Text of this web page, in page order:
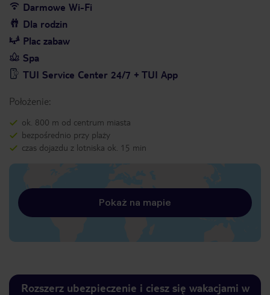
Darmowe Wi-Fi
Dla rodzin
Plac zabaw
Spa
TUI Service Center 24/7 + TUI App
Położenie:
ok. 800 m od centrum miasta
bezpośrednio przy plaży
czas dojazdu z lotniska ok. 15 min
Pokaż na mapie
Rozszerz ubezpieczenie i ciesz się wakacjami w